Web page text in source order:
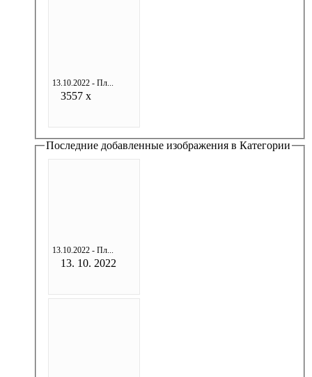
13.10.2022 - Пл...
3557 x
Последние добавленные изображения в Категории
13.10.2022 - Пл...
13. 10. 2022